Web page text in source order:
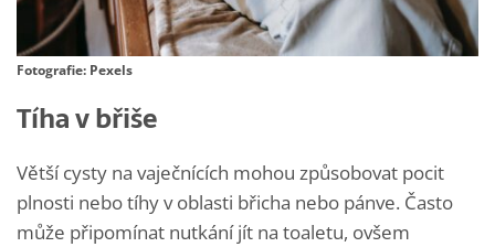
Fotografie: Pexels
Tíha v břiše
Větší cysty na vaječnících mohou způsobovat pocit
plnosti nebo tíhy v oblasti břicha nebo pánve. Často
může připomínat nutkání jít na toaletu, ovšem